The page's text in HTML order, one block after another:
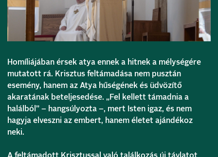
Homíliájában érsek atya ennek a hitnek a mélységére
mutatott rá. Krisztus feltámadása nem pusztán
esemény, hanem az Atya hűségének és üdvözítő
akaratának beteljesedése. „Fel kellett támadnia a
halálból” – hangsúlyozta –, mert Isten igaz, és nem
hagyja elveszni az embert, hanem életet ajándékoz
neki.